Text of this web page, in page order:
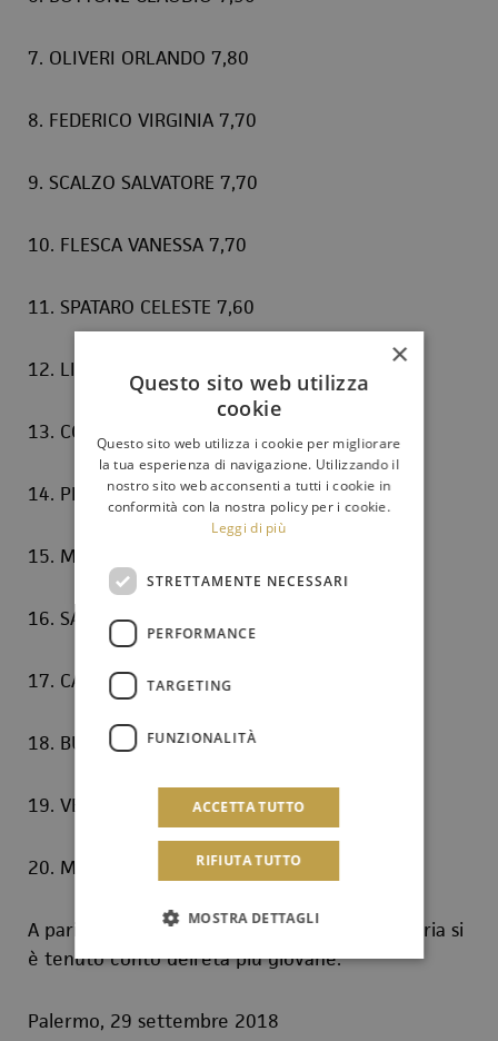
7. OLIVERI ORLANDO 7,80
8. FEDERICO VIRGINIA 7,70
9. SCALZO SALVATORE 7,70
10. FLESCA VANESSA 7,70
11. SPATARO CELESTE 7,60
12. LINGUAGROSSA NICOLO' 7,50
13. CONTI EMANUELA 7,40
14. PIPITONE ARIANNA 7,40
15. MARCHESE AYLIN 7,30
16. SARPONG CARMELA 7,20
17. CAIAZZA CLELIA 7,20
18. BUSCEMI GIUSEPPE 7,10
19. VECCHIO SOFIA 7,10
20. MODESTO FEDERICO 7
A parità di punteggio nello stilare la graduatoria si
è tenuto conto dell'età più giovane.
Palermo, 29 settembre 2018
×
Questo sito web utilizza
cookie
Questo sito web utilizza i cookie per migliorare
la tua esperienza di navigazione. Utilizzando il
nostro sito web acconsenti a tutti i cookie in
conformità con la nostra policy per i cookie.
Leggi di più
STRETTAMENTE NECESSARI
PERFORMANCE
TARGETING
FUNZIONALITÀ
ACCETTA TUTTO
RIFIUTA TUTTO
MOSTRA DETTAGLI